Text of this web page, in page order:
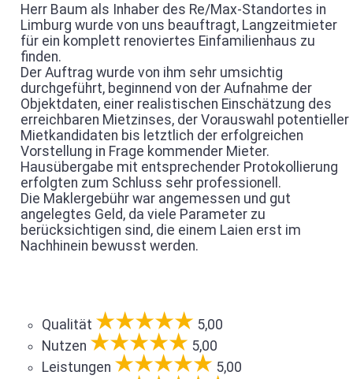
Herr Baum als Inhaber des Re/Max-Standortes in
Limburg wurde von uns beauftragt, Langzeitmieter
für ein komplett renoviertes Einfamilienhaus zu
finden.
Der Auftrag wurde von ihm sehr umsichtig
durchgeführt, beginnend von der Aufnahme der
Objektdaten, einer realistischen Einschätzung des
erreichbaren Mietzinses, der Vorauswahl potentieller
Mietkandidaten bis letztlich der erfolgreichen
Vorstellung in Frage kommender Mieter.
Hausübergabe mit entsprechender Protokollierung
erfolgten zum Schluss sehr professionell.
Die Maklergebühr war angemessen und gut
angelegtes Geld, da viele Parameter zu
berücksichtigen sind, die einem Laien erst im
Nachhinein bewusst werden.
Qualität
5,00
Nutzen
5,00
Leistungen
5,00